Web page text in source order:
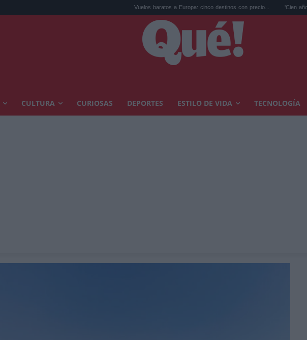
Vuelos baratos a Europa: cinco destinos con precio... 'Cien años de
CULTURA CURIOSAS DEPORTES ESTILO DE VIDA TECNOLOGÍA